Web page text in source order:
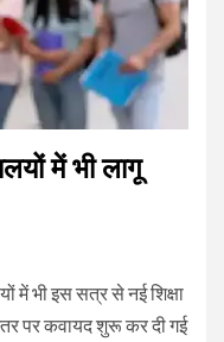
में भी लागू
में भी इस सत्र से नई शिक्षा
पर कवायद शुरू कर दी गई